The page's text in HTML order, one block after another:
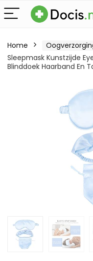
Home
Sleepmask Kunstzijde
Blinddoek Haarband En